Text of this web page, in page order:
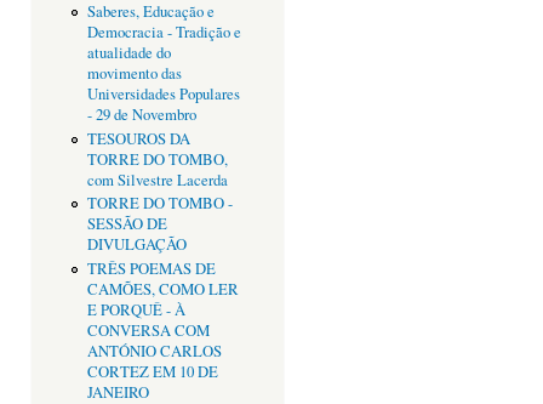
Saberes, Educação e
Democracia - Tradição e
atualidade do
movimento das
Universidades Populares
- 29 de Novembro
TESOUROS DA
TORRE DO TOMBO,
com Silvestre Lacerda
TORRE DO TOMBO -
SESSÃO DE
DIVULGAÇÃO
TRÊS POEMAS DE
CAMÕES, COMO LER
E PORQUÊ - À
CONVERSA COM
ANTÓNIO CARLOS
CORTEZ EM 10 DE
JANEIRO